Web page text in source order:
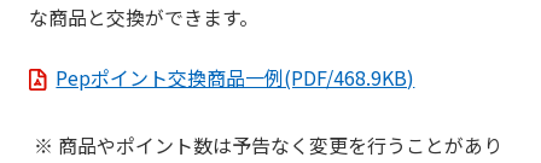
な商品と交換ができます。
Pepポイント交換商品一例(PDF/468.9KB)
商品やポイント数は予告なく変更を行うことがあり